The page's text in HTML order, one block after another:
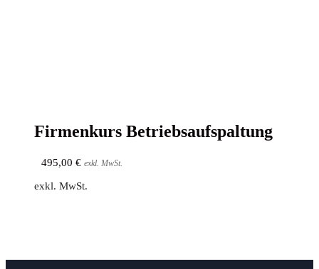
Fir­men­kurs Betriebsaufspaltung
495,00 € exkl. MwSt.
exkl. MwSt.